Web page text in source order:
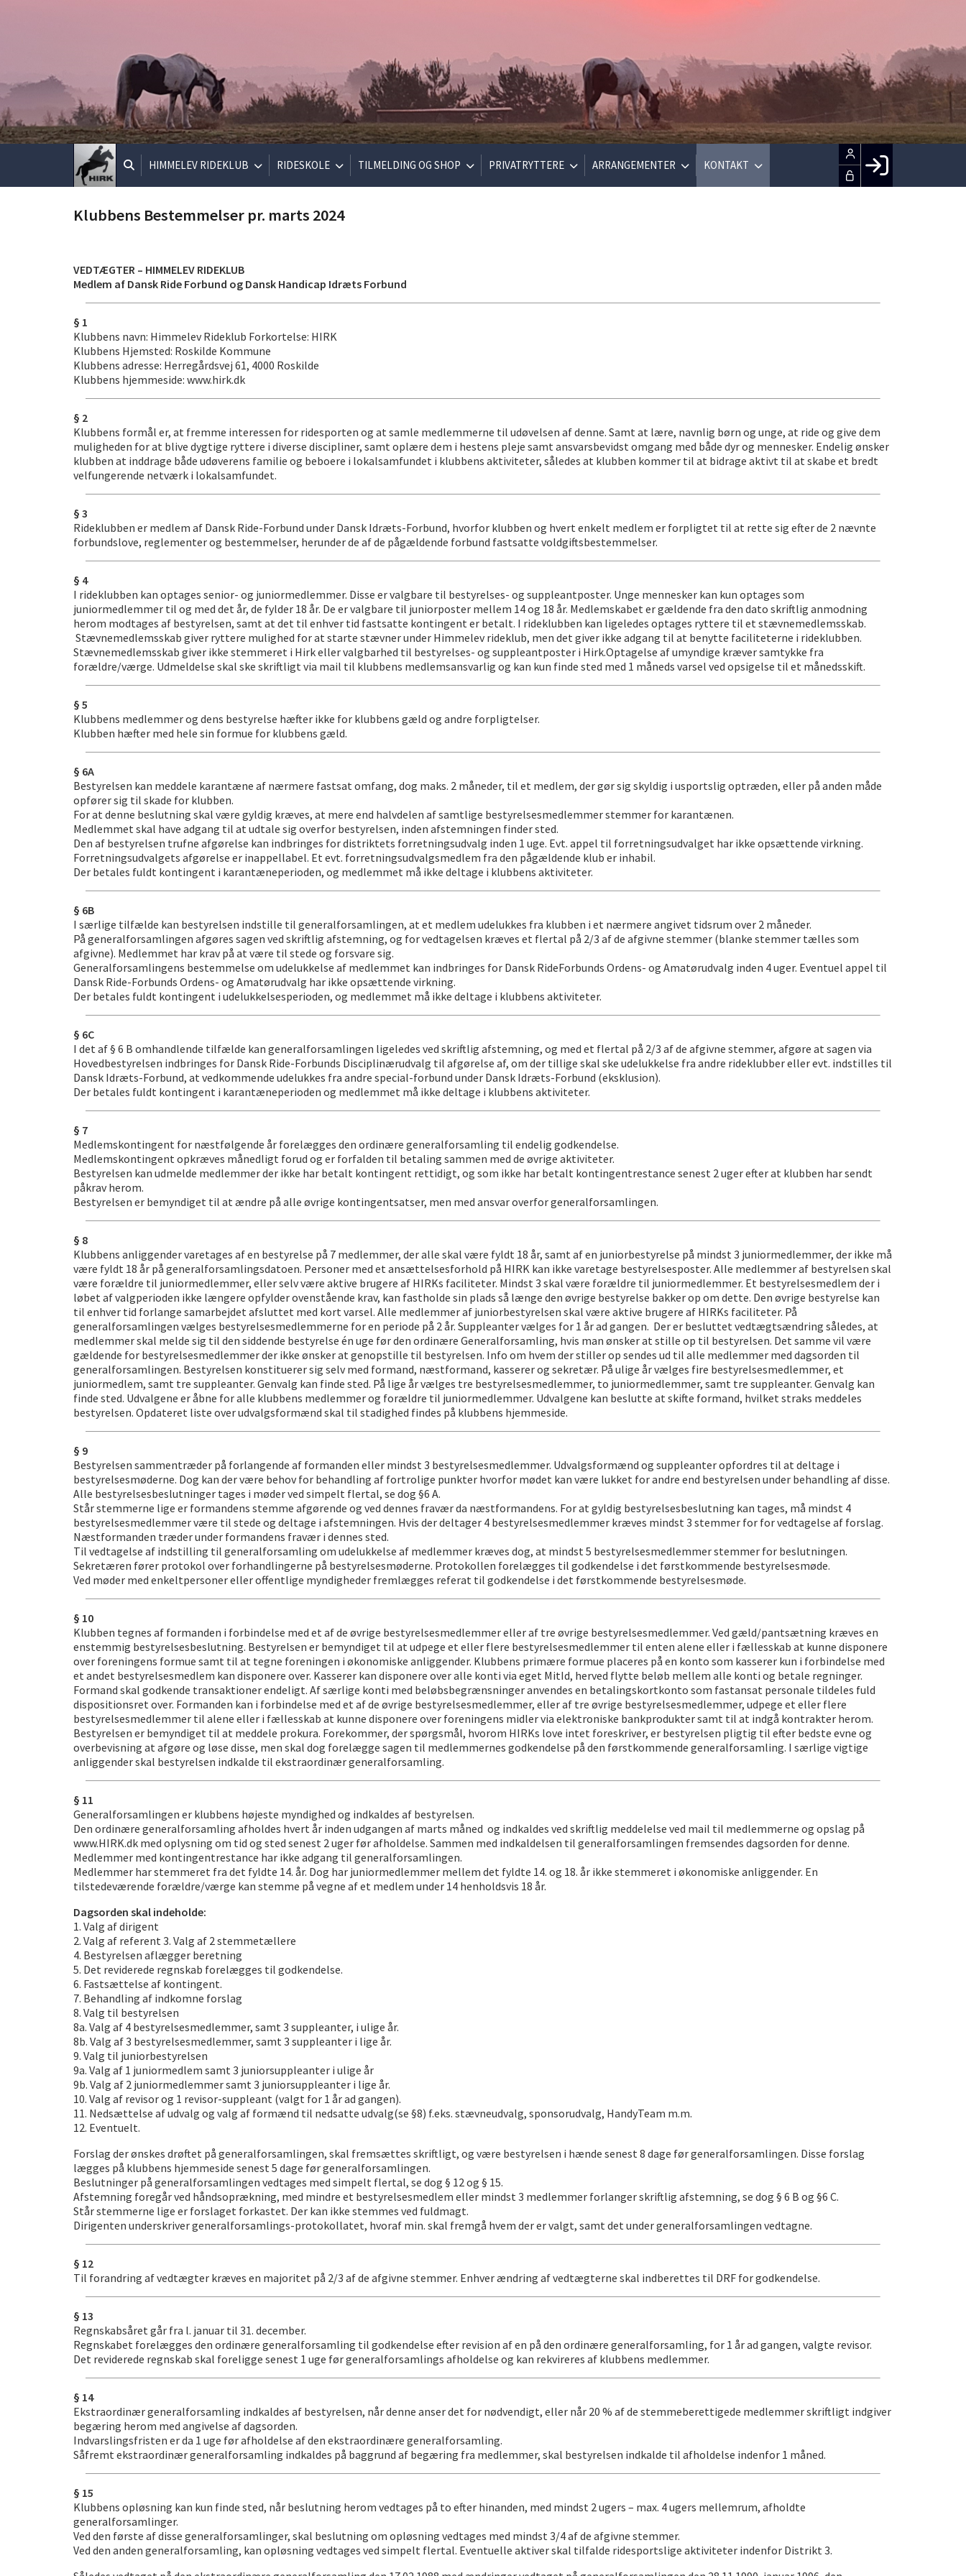
HIMMELEV RIDEKLUB RIDESKOLE TILMELDING OG SHOP PRIVATRYTTERE ARRANGEMENTER KONTAKT
Klubbens Bestemmelser pr. marts 2024
VEDTÆGTER – HIMMELEV RIDEKLUB
Medlem af Dansk Ride Forbund og Dansk Handicap Idræts Forbund
§ 1
Klubbens navn: Himmelev Rideklub Forkortelse: HIRK
Klubbens Hjemsted: Roskilde Kommune
Klubbens adresse: Herregårdsvej 61, 4000 Roskilde
Klubbens hjemmeside: www.hirk.dk
§ 2
Klubbens formål er, at fremme interessen for ridesporten og at samle medlemmerne til udøvelsen af denne. Samt at lære, navnlig børn og unge, at ride og give dem
muligheden for at blive dygtige ryttere i diverse discipliner, samt oplære dem i hestens pleje samt ansvarsbevidst omgang med både dyr og mennesker. Endelig ønsker
klubben at inddrage både udøverens familie og beboere i lokalsamfundet i klubbens aktiviteter, således at klubben kommer til at bidrage aktivt til at skabe et bredt
velfungerende netværk i lokalsamfundet.
§ 3
Rideklubben er medlem af Dansk Ride-Forbund under Dansk Idræts-Forbund, hvorfor klubben og hvert enkelt medlem er forpligtet til at rette sig efter de 2 nævnte
forbundslove, reglementer og bestemmelser, herunder de af de pågældende forbund fastsatte voldgiftsbestemmelser.
§ 4
I rideklubben kan optages senior- og juniormedlemmer. Disse er valgbare til bestyrelses- og suppleantposter. Unge mennesker kan kun optages som
juniormedlemmer til og med det år, de fylder 18 år. De er valgbare til juniorposter mellem 14 og 18 år. Medlemskabet er gældende fra den dato skriftlig anmodning
herom modtages af bestyrelsen, samt at det til enhver tid fastsatte kontingent er betalt. I rideklubben kan ligeledes optages ryttere til et stævnemedlemsskab.
Stævnemedlemsskab giver ryttere mulighed for at starte stævner under Himmelev rideklub, men det giver ikke adgang til at benytte faciliteterne i rideklubben.
Stævnemedlemsskab giver ikke stemmeret i Hirk eller valgbarhed til bestyrelses- og suppleantposter i Hirk.Optagelse af umyndige kræver samtykke fra
forældre/værge. Udmeldelse skal ske skriftligt via mail til klubbens medlemsansvarlig og kan kun finde sted med 1 måneds varsel ved opsigelse til et månedsskift.
§ 5
Klubbens medlemmer og dens bestyrelse hæfter ikke for klubbens gæld og andre forpligtelser.
Klubben hæfter med hele sin formue for klubbens gæld.
§ 6A
Bestyrelsen kan meddele karantæne af nærmere fastsat omfang, dog maks. 2 måneder, til et medlem, der gør sig skyldig i usportslig optræden, eller på anden måde
opfører sig til skade for klubben.
For at denne beslutning skal være gyldig kræves, at mere end halvdelen af samtlige bestyrelsesmedlemmer stemmer for karantænen.
Medlemmet skal have adgang til at udtale sig overfor bestyrelsen, inden afstemningen finder sted.
Den af bestyrelsen trufne afgørelse kan indbringes for distriktets forretningsudvalg inden 1 uge. Evt. appel til forretningsudvalget har ikke opsættende virkning.
Forretningsudvalgets afgørelse er inappellabel. Et evt. forretningsudvalgsmedlem fra den pågældende klub er inhabil.
Der betales fuldt kontingent i karantæneperioden, og medlemmet må ikke deltage i klubbens aktiviteter.
§ 6B
I særlige tilfælde kan bestyrelsen indstille til generalforsamlingen, at et medlem udelukkes fra klubben i et nærmere angivet tidsrum over 2 måneder.
På generalforsamlingen afgøres sagen ved skriftlig afstemning, og for vedtagelsen kræves et flertal på 2/3 af de afgivne stemmer (blanke stemmer tælles som
afgivne). Medlemmet har krav på at være til stede og forsvare sig.
Generalforsamlingens bestemmelse om udelukkelse af medlemmet kan indbringes for Dansk Ride­Forbunds Ordens- og Amatørudvalg inden 4 uger. Eventuel appel til
Dansk Ride-Forbunds Ordens- og Amatørudvalg har ikke opsættende virkning.
Der betales fuldt kontingent i udelukkelsesperioden, og medlemmet må ikke deltage i klubbens aktiviteter.
§ 6C
I det af § 6 B omhandlende tilfælde kan generalforsamlingen ligeledes ved skriftlig afstemning, og med et flertal på 2/3 af de afgivne stemmer, afgøre at sagen via
Hovedbestyrelsen indbringes for Dansk Ride-Forbunds Disciplinærudvalg til afgørelse af, om der tillige skal ske udelukkelse fra andre rideklubber eller evt. indstilles til
Dansk Idræts-Forbund, at vedkommende udelukkes fra andre special-forbund under Dansk Idræts-Forbund (eksklusion).
Der betales fuldt kontingent i karantæneperioden og medlemmet må ikke deltage i klubbens aktiviteter.
§ 7
Medlemskontingent for næstfølgende år forelægges den ordinære generalforsamling til endelig godkendelse.
Medlemskontingent opkræves månedligt forud og er forfalden til betaling sammen med de øvrige aktiviteter.
Bestyrelsen kan udmelde medlemmer der ikke har betalt kontingent rettidigt, og som ikke har betalt kontingentrestance senest 2 uger efter at klubben har sendt
påkrav herom.
Bestyrelsen er bemyndiget til at ændre på alle øvrige kontingentsatser, men med ansvar overfor generalforsamlingen.
§ 8
Klubbens anliggender varetages af en bestyrelse på 7 medlemmer, der alle skal være fyldt 18 år, samt af en juniorbestyrelse på mindst 3 juniormedlemmer, der ikke må
være fyldt 18 år på generalforsamlingsdatoen. Personer med et ansættelsesforhold på HIRK kan ikke varetage bestyrelsesposter. Alle medlemmer af bestyrelsen skal
være forældre til juniormedlemmer, eller selv være aktive brugere af HIRKs faciliteter. Mindst 3 skal være forældre til juniormedlemmer. Et bestyrelsesmedlem der i
løbet af valgperioden ikke længere opfylder ovenstående krav, kan fastholde sin plads så længe den øvrige bestyrelse bakker op om dette. Den øvrige bestyrelse kan
til enhver tid forlange samarbejdet afsluttet med kort varsel. Alle medlemmer af juniorbestyrelsen skal være aktive brugere af HIRKs faciliteter. På
generalforsamlingen vælges bestyrelsesmedlemmerne for en periode på 2 år. Suppleanter vælges for 1 år ad gangen. Der er besluttet vedtægtsændring således, at
medlemmer skal melde sig til den siddende bestyrelse én uge før den ordinære Generalforsamling, hvis man ønsker at stille op til bestyrelsen. Det samme vil være
gældende for bestyrelsesmedlemmer der ikke ønsker at genopstille til bestyrelsen. Info om hvem der stiller op sendes ud til alle medlemmer med dagsorden til
generalforsamlingen. Bestyrelsen konstituerer sig selv med formand, næstformand, kasserer og sekretær. På ulige år vælges fire bestyrelsesmedlemmer, et
juniormedlem, samt tre suppleanter. Genvalg kan finde sted. På lige år vælges tre bestyrelsesmedlemmer, to juniormedlemmer, samt tre suppleanter. Genvalg kan
finde sted. Udvalgene er åbne for alle klubbens medlemmer og forældre til juniormedlemmer. Udvalgene kan beslutte at skifte formand, hvilket straks meddeles
bestyrelsen. Opdateret liste over udvalgsformænd skal til stadighed findes på klubbens hjemmeside.
§ 9
Bestyrelsen sammentræder på forlangende af formanden eller mindst 3 bestyrelsesmedlemmer. Udvalgsformænd og suppleanter opfordres til at deltage i
bestyrelsesmøderne. Dog kan der være behov for behandling af fortrolige punkter hvorfor mødet kan være lukket for andre end bestyrelsen under behandling af disse.
Alle bestyrelsesbeslutninger tages i møder ved simpelt flertal, se dog §6 A.
Står stemmerne lige er formandens stemme afgørende og ved dennes fravær da næstformandens. For at gyldig bestyrelsesbeslutning kan tages, må mindst 4
bestyrelsesmedlemmer være til stede og deltage i afstemningen. Hvis der deltager 4 bestyrelsesmedlemmer kræves mindst 3 stemmer for for vedtagelse af forslag.
Næstformanden træder under formandens fravær i dennes sted.
Til vedtagelse af indstilling til generalforsamling om udelukkelse af medlemmer kræves dog, at mindst 5 bestyrelsesmedlemmer stemmer for beslutningen.
Sekretæren fører protokol over forhandlingerne på bestyrelsesmøderne. Protokollen forelægges til godkendelse i det førstkommende bestyrelsesmøde.
Ved møder med enkeltpersoner eller offentlige myndigheder fremlægges referat til godkendelse i det førstkommende bestyrelsesmøde.
§ 10
Klubben tegnes af formanden i forbindelse med et af de øvrige bestyrelsesmedlemmer eller af tre øvrige bestyrelsesmedlemmer. Ved gæld/pantsætning kræves en
enstemmig bestyrelsesbeslutning. Bestyrelsen er bemyndiget til at udpege et eller flere bestyrelsesmedlemmer til enten alene eller i fællesskab at kunne disponere
over foreningens formue samt til at tegne foreningen i økonomiske anliggender. Klubbens primære formue placeres på en konto som kasserer kun i forbindelse med
et andet bestyrelsesmedlem kan disponere over. Kasserer kan disponere over alle konti via eget MitId, herved flytte beløb mellem alle konti og betale regninger.
Formand skal godkende transaktioner endeligt. Af særlige konti med beløbsbegrænsninger anvendes en betalingskortkonto som fastansat personale tildeles fuld
dispositionsret over. Formanden kan i forbindelse med et af de øvrige bestyrelsesmedlemmer, eller af tre øvrige bestyrelsesmedlemmer, udpege et eller flere
bestyrelsesmedlemmer til alene eller i fællesskab at kunne disponere over foreningens midler via elektroniske bankprodukter samt til at indgå kontrakter herom.
Bestyrelsen er bemyndiget til at meddele prokura. Forekommer, der spørgsmål, hvorom HIRKs love intet foreskriver, er bestyrelsen pligtig til efter bedste evne og
overbevisning at afgøre og løse disse, men skal dog forelægge sagen til medlemmernes godkendelse på den førstkommende generalforsamling. I særlige vigtige
anliggender skal bestyrelsen indkalde til ekstraordinær generalforsamling.
§ 11
Generalforsamlingen er klubbens højeste myndighed og indkaldes af bestyrelsen.
Den ordinære generalforsamling afholdes hvert år inden udgangen af marts måned og indkaldes ved skriftlig meddelelse ved mail til medlemmerne og opslag på
www.HIRK.dk med oplysning om tid og sted senest 2 uger før afholdelse. Sammen med indkaldelsen til generalforsamlingen fremsendes dagsorden for denne.
Medlemmer med kontingentrestance har ikke adgang til generalforsamlingen.
Medlemmer har stemmeret fra det fyldte 14. år. Dog har juniormedlemmer mellem det fyldte 14. og 18. år ikke stemmeret i økonomiske anliggender. En
tilstedeværende forældre/værge kan stemme på vegne af et medlem under 14 henholdsvis 18 år.
Dagsorden skal indeholde:
1. Valg af dirigent
2. Valg af referent 3. Valg af 2 stemmetællere
4. Bestyrelsen aflægger beretning
5. Det reviderede regnskab forelægges til godkendelse.
6. Fastsættelse af kontingent.
7. Behandling af indkomne forslag
8. Valg til bestyrelsen
8a. Valg af 4 bestyrelsesmedlemmer, samt 3 suppleanter, i ulige år.
8b. Valg af 3 bestyrelsesmedlemmer, samt 3 suppleanter i lige år.
9. Valg til juniorbestyrelsen
9a. Valg af 1 juniormedlem samt 3 juniorsuppleanter i ulige år
9b. Valg af 2 juniormedlemmer samt 3 juniorsuppleanter i lige år.
10. Valg af revisor og 1 revisor-suppleant (valgt for 1 år ad gangen).
11. Nedsættelse af udvalg og valg af formænd til nedsatte udvalg(se §8) f.eks. stævneudvalg, sponsorudvalg, HandyTeam m.m.
12. Eventuelt.
Forslag der ønskes drøftet på generalforsamlingen, skal fremsættes skriftligt, og være bestyrelsen i hænde senest 8 dage før generalforsamlingen. Disse forslag
lægges på klubbens hjemmeside senest 5 dage før generalforsamlingen.
Beslutninger på generalforsamlingen vedtages med simpelt flertal, se dog § 12 og § 15.
Afstemning foregår ved håndsoprækning, med mindre et bestyrelsesmedlem eller mindst 3 medlemmer forlanger skriftlig afstemning, se dog § 6 B og §6 C.
Står stemmerne lige er forslaget forkastet. Der kan ikke stemmes ved fuldmagt.
Dirigenten underskriver generalforsamlings-protokollatet, hvoraf min. skal fremgå hvem der er valgt, samt det under generalforsamlingen vedtagne.
§ 12
Til forandring af vedtægter kræves en majoritet på 2/3 af de afgivne stemmer. Enhver ændring af vedtægterne skal indberettes til DRF for godkendelse.
§ 13
Regnskabsåret går fra l. januar til 31. december.
Regnskabet forelægges den ordinære generalforsamling til godkendelse efter revision af en på den ordinære generalforsamling, for 1 år ad gangen, valgte revisor.
Det reviderede regnskab skal foreligge senest 1 uge før generalforsamlings afholdelse og kan rekvireres af klubbens medlemmer.
§ 14
Ekstraordinær generalforsamling indkaldes af bestyrelsen, når denne anser det for nødvendigt, eller når 20 % af de stemmeberettigede medlemmer skriftligt indgiver
begæring herom med angivelse af dagsorden.
Indvarslingsfristen er da 1 uge før afholdelse af den ekstraordinære generalforsamling.
Såfremt ekstraordinær generalforsamling indkaldes på baggrund af begæring fra medlemmer, skal bestyrelsen indkalde til afholdelse indenfor 1 måned.
§ 15
Klubbens opløsning kan kun finde sted, når beslutning herom vedtages på to efter hinanden, med mindst 2 ugers – max. 4 ugers mellemrum, afholdte
generalforsamlinger.
Ved den første af disse generalforsamlinger, skal beslutning om opløsning vedtages med mindst 3/4 af de afgivne stemmer.
Ved den anden generalforsamling, kan opløsning vedtages ved simpelt flertal. Eventuelle aktiver skal tilfalde ridesportslige aktiviteter indenfor Distrikt 3.